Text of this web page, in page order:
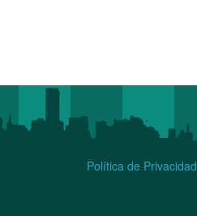
Política de Privacidad